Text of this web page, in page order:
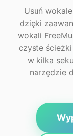
Usuń
dzięki
wokali
czyste
w kilka
narzędzie